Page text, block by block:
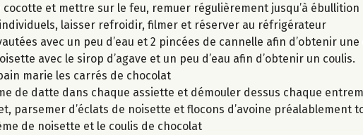
cocotte et mettre sur le feu, remuer régulièrement jusqu’à ébullition
laisser refroidir, filmer et réserver au réfrigérateur
avec un peu d’eau et 2 pincées de cannelle afin d’obtenir
avec le sirop d’agave et un peu d’eau afin d’obtenir un coulis.
marie les carrés de chocolat
de datte dans chaque assiette et démouler dessus chaque
parsemer d’éclats de noisette et flocons d’avoine préalablement
de noisette et le coulis de chocolat